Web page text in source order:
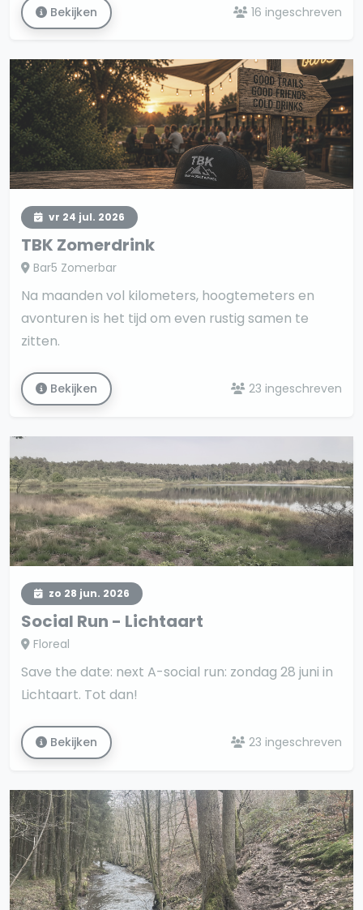
Bekijken 16 ingeschreven
vr 24 jul. 2026
TBK Zomerdrink
Bar5 Zomerbar
Na maanden vol kilometers, hoogtemeters en
avonturen is het tijd om even rustig samen te
zitten.
Bekijken 23 ingeschreven
zo 28 jun. 2026
Social Run - Lichtaart
Floreal
Save the date: next A-social run: zondag 28 juni in
Lichtaart. Tot dan!
Bekijken 23 ingeschreven